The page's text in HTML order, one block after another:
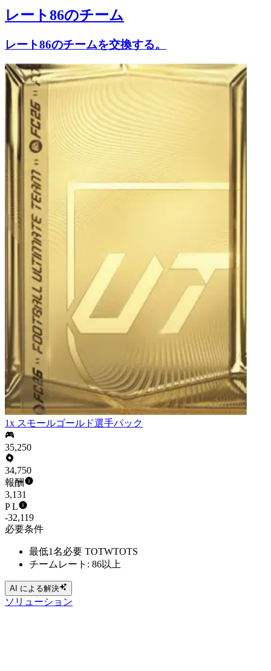
レート86のチーム
レート86のチームを交換する。
1x スモールゴールド選手パック
35,250
34,750
報酬
3,131
P L
-32,119
必要条件
最低1名必要 TOTWTOTS
チームレート: 86以上
AI による解決
ソリューション